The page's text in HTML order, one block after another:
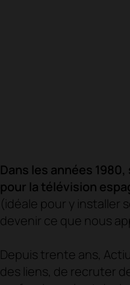
Dans les années
pour la télévision
(idéale pour y installer
devenir ce que nous
Depuis trente ans,
des liens, de recruter